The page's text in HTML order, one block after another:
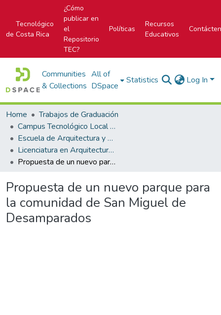
Tecnológico
de Costa Rica
¿Cómo
publicar en
el
Repositorio
TEC?
Políticas
Recursos
Educativos
Communities
& Collections
All of
DSpace
Statistics Log In
Home
Trabajos de Graduación
Campus Tecnológico Local San José
Escuela de Arquitectura y Urbanismo
Licenciatura en Arquitectura y Urbanismo
Propuesta de un nuevo parque para la comunidad de San Miguel de Desamparados
Propuesta de un nuevo parque para
la comunidad de San Miguel de
Desamparados